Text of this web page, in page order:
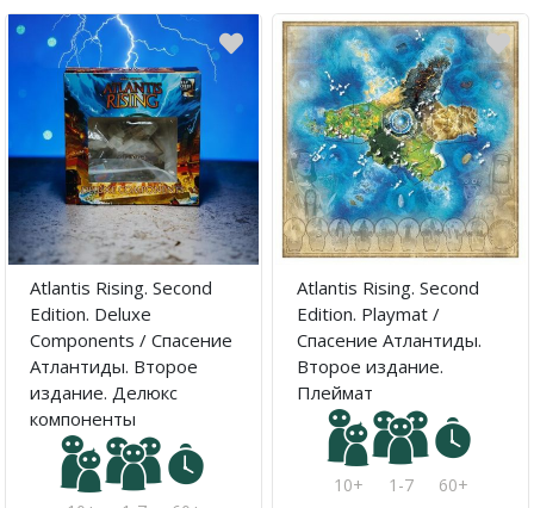
Atlantis Rising. Second
Edition. Deluxe
Components / Спасение
Атлантиды. Второе
издание. Делюкс
компоненты
Atlantis Rising. Second
Edition. Playmat /
Спасение Атлантиды.
Второе издание.
Плеймат
10+ 1-7 60+